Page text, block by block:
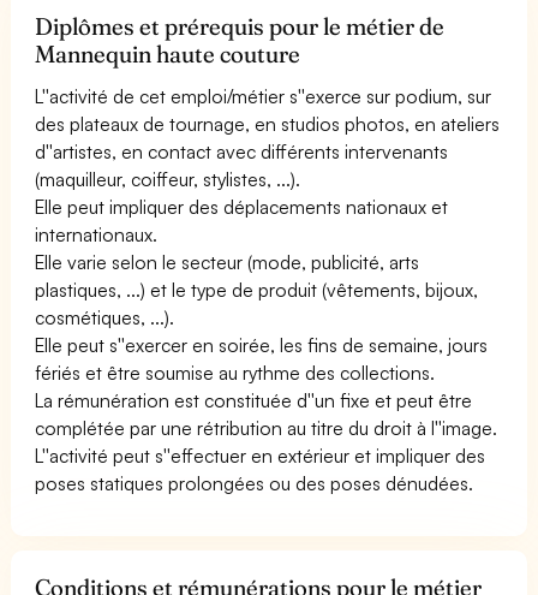
Diplômes et prérequis pour le métier de
Mannequin haute couture
L''activité de cet emploi/métier s''exerce sur podium, sur
des plateaux de tournage, en studios photos, en ateliers
d''artistes, en contact avec différents intervenants
(maquilleur, coiffeur, stylistes, ...).
Elle peut impliquer des déplacements nationaux et
internationaux.
Elle varie selon le secteur (mode, publicité, arts
plastiques, ...) et le type de produit (vêtements, bijoux,
cosmétiques, ...).
Elle peut s''exercer en soirée, les fins de semaine, jours
fériés et être soumise au rythme des collections.
La rémunération est constituée d''un fixe et peut être
complétée par une rétribution au titre du droit à l''image.
L''activité peut s''effectuer en extérieur et impliquer des
poses statiques prolongées ou des poses dénudées.
Conditions et rémunérations pour le métier